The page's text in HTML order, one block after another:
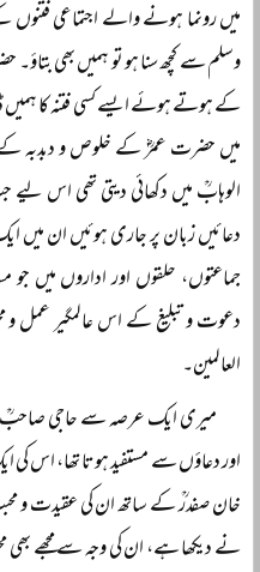
میں رونما ہونے والے اجتماعی
وسلم سے کچھ سنا ہو تو ہمیں بھی
کے ہوتے ہوئے ایسے کسی فتنہ کا
میں حضرت عمرؓ کے خلوص و دبدبہ
الوہابؒ میں دکھائی دیتی تھی اس
دعائیں زبان پر جاری ہوئیں ان میں
جماعتوں، حلقوں اور اداروں میں
دعوت و تبلیغ کے اس عالمگیر عمل
العالمین۔
میری ایک عرصہ سے حاجی صاحبؒ
اور دعاؤں سے مستفید ہوتا تھا، اس کی
خان صفدرؒ کے ساتھ ان کی عقیدت و
نے دیکھا ہے، ان کی وجہ سے مجھے